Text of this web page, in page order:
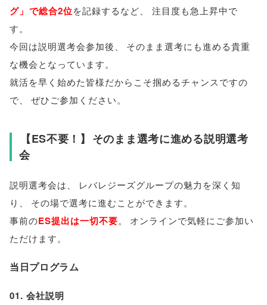
グ」 で総合2位を記録するなど
注目度も急上昇中で
す。
今回は説明選考会参加後
そのまま選考にも進める貴重
な機会となっています。
就活を早く始めた皆様だからこそ掴めるチャンスですの
で
ぜひご参加ください。
【ES不要！ 】 そのまま選考に進める説明選考
会
説明選考会は
レバレジーズグループの魅力を深く知
り
その場で選考に進むことができます。
事前のES提出は一切不要。
オンラインで気軽にご参加い
ただけます。
当日プログラム
01. 会社説明